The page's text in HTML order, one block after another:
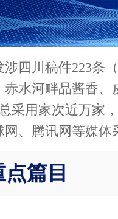
四川稿件223条
赤水河畔品酱香
采用家次近万家
、腾讯网等媒体
点篇目